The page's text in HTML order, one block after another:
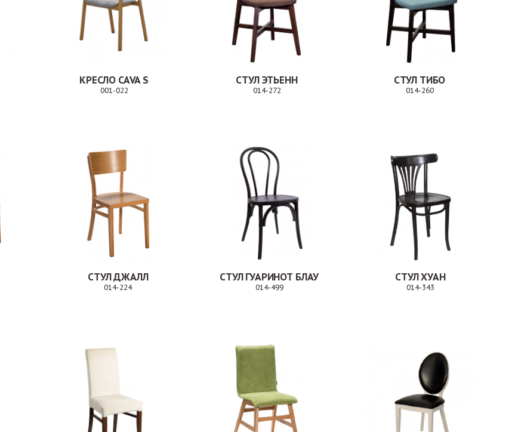
КРЕСЛО CAVA S
001-022
СТУЛ ЭТЬЕНН
014-272
СТУЛ ТИБО
014-260
СТУЛ ДЖАЛЛ
014-224
СТУЛ ГУАРИНОТ БЛАУ
014-499
СТУЛ ХУАН
014-343